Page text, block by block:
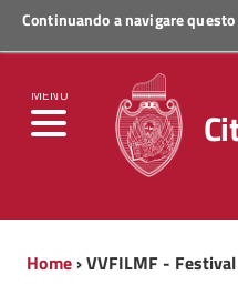
Continuando a navigare
MENU
Regione
Home› VVFILMF -